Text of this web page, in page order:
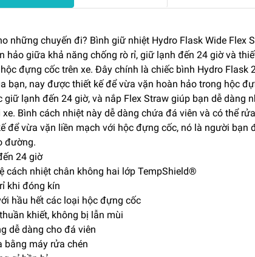
những chuyến đi? Bình giữ nhiệt Hydro Flask Wide Flex
hảo giữa khả năng chống rò rỉ, giữ lạnh đến 24 giờ và
đựng cốc trên xe. Đây chính là chiếc bình Hydro Flask
bạn, nay được thiết kế để vừa vặn hoàn hảo trong hộc
giữ lạnh đến 24 giờ, và nắp Flex Straw giúp bạn dễ dàng
Bình cách nhiệt này dễ dàng chứa đá viên và có thể
để vừa vặn liền mạch với hộc đựng cốc, nó là người bạn
đường.
24 giờ
cách nhiệt chân không hai lớp TempShield®️
khi đóng kín
hầu hết các loại hộc đựng cốc
khiết, không bị lẫn mùi
dễ dàng cho đá viên
bằng máy rửa chén